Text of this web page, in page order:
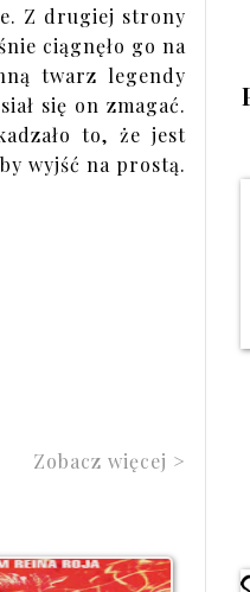
Z drugiej strony
ciągnęło go na
twarz legendy
się on zmagać.
to, że jest
wyjść na prostą.
Zobacz więcej >